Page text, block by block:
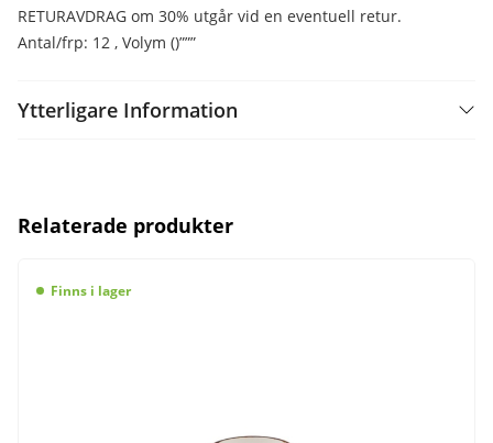
RETURAVDRAG om 30% utgår vid en eventuell retur.
Antal/frp: 12 , Volym ()”””
Ytterligare Information
Relaterade produkter
Finns i lager